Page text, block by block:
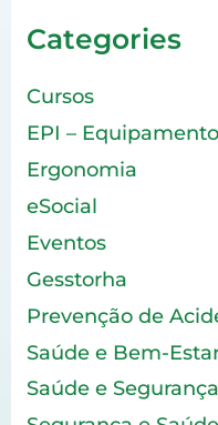
Categories
Cursos
EPI –
Ergonomia
eSocial
Eventos
Gesstorha
Prevenção de
Saúde e Bem-
Saúde e